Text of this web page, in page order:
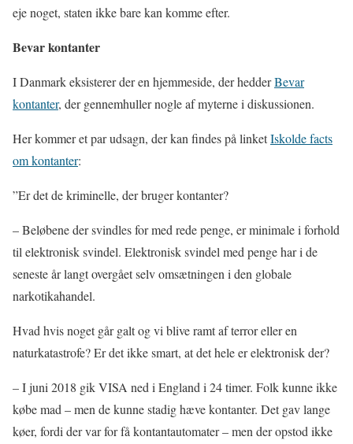
eje noget, staten ikke bare kan komme efter.
Bevar kontanter
I Danmark eksisterer der en hjemmeside, der hedderBevar
kontanter, der gennemhuller nogle af myterne i diskussionen.
Her kommer et par udsagn, der kan findes på linketIskolde facts
om kontanter:
”Er det de kriminelle, der bruger kontanter?
– Beløbene der svindles for med rede penge, er minimale i forhold
til elektronisk svindel. Elektronisk svindel med penge har i de
seneste år langt overgået selv omsætningen i den globale
narkotikahandel.
Hvad hvis noget går galt og vi blive ramt af terror eller en
naturkatastrofe? Er det ikke smart, at det hele er elektronisk der?
– I juni 2018 gik VISA ned i England i 24 timer. Folk kunne ikke
købe mad – men de kunne stadig hæve kontanter. Det gav lange
køer, fordi der var for få kontantautomater – men der opstod ikke